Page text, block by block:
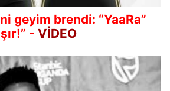
geyim brendi: “YaaRa”
- VİDEO